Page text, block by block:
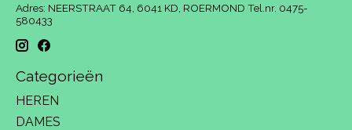
Adres: NEERSTRAAT 64, 6041 KD, ROERMOND Tel.nr. 0475-
580433
Categorieën
HEREN
DAMES